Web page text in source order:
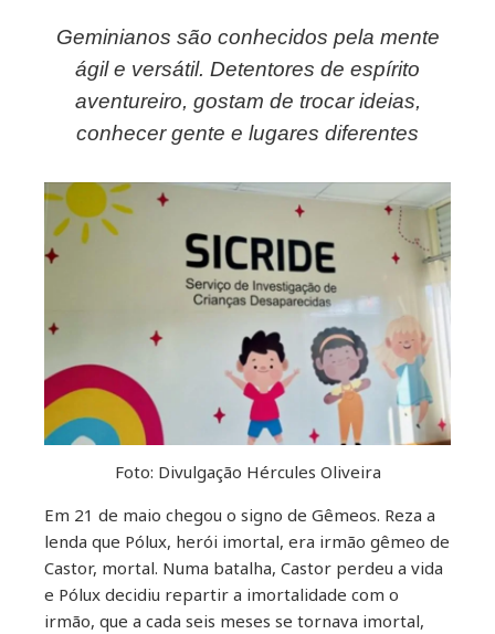
Geminianos são conhecidos pela mente
ágil e versátil. Detentores de espírito
aventureiro, gostam de trocar ideias,
conhecer gente e lugares diferentes
Foto: Divulgação Hércules Oliveira
Em 21 de maio chegou o signo de Gêmeos. Reza a
lenda que Pólux, herói imortal, era irmão gêmeo de
Castor, mortal. Numa batalha, Castor perdeu a vida
e Pólux decidiu repartir a imortalidade com o
irmão, que a cada seis meses se tornava imortal,